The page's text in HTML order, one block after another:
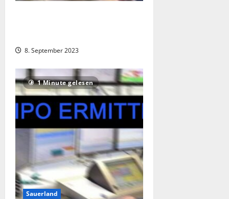
8. September 2023
1 Minute gelesen
Sauerland